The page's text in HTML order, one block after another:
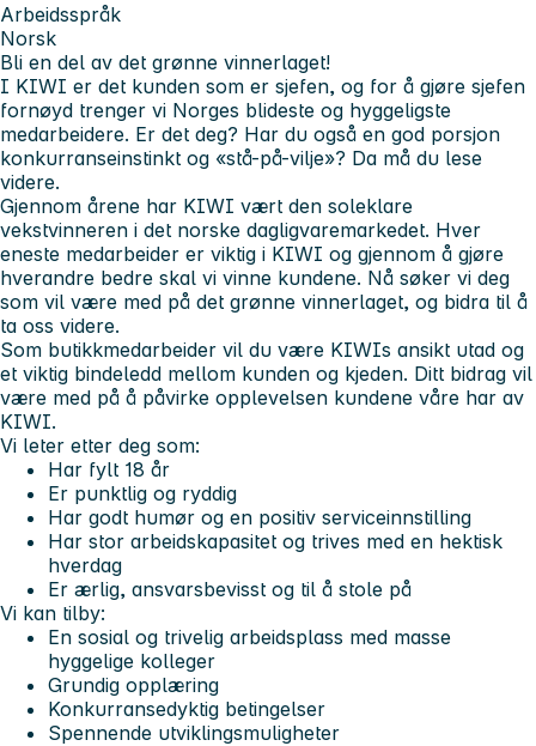
Arbeidsspråk
Norsk
Bli en del av det grønne vinnerlaget!
I KIWI er det kunden som er sjefen, og for å gjøre sjefen
fornøyd trenger vi Norges blideste og hyggeligste
medarbeidere. Er det deg? Har du også en god porsjon
konkurranseinstinkt og «stå-på-vilje»? Da må du lese
videre.
Gjennom årene har KIWI vært den soleklare
vekstvinneren i det norske dagligvaremarkedet. Hver
eneste medarbeider er viktig i KIWI og gjennom å gjøre
hverandre bedre skal vi vinne kundene. Nå søker vi deg
som vil være med på det grønne vinnerlaget, og bidra til å
ta oss videre.
Som butikkmedarbeider vil du være KIWIs ansikt utad og
et viktig bindeledd mellom kunden og kjeden. Ditt bidrag vil
være med på å påvirke opplevelsen kundene våre har av
KIWI.
Vi leter etter deg som:
Har fylt 18 år
Er punktlig og ryddig
Har godt humør og en positiv serviceinnstilling
Har stor arbeidskapasitet og trives med en hektisk
hverdag
Er ærlig, ansvarsbevisst og til å stole på
Vi kan tilby:
En sosial og trivelig arbeidsplass med masse
hyggelige kolleger
Grundig opplæring
Konkurransedyktig betingelser
Spennende utviklingsmuligheter